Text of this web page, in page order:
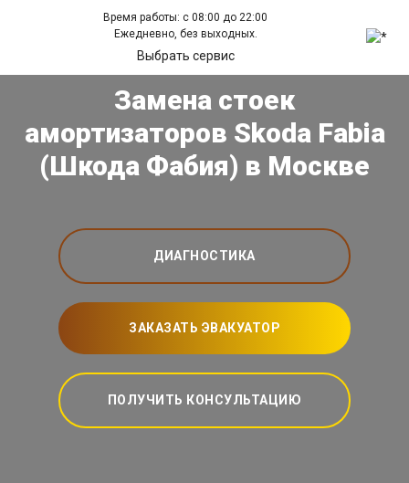
Время работы: с 08:00 до 22:00
Ежедневно, без выходных.
Выбрать сервис
Замена стоек
амортизаторов Skoda Fabia
(Шкода Фабия) в Москве
ДИАГНОСТИКА
ЗАКАЗАТЬ ЭВАКУАТОР
ПОЛУЧИТЬ КОНСУЛЬТАЦИЮ